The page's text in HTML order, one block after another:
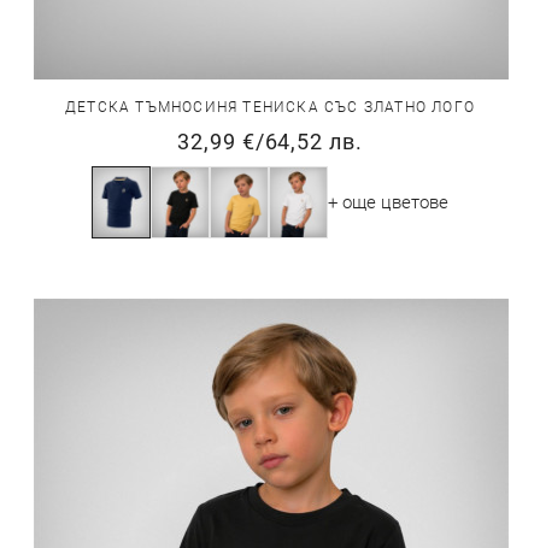
ДЕТСКА ТЪМНОСИНЯ ТЕНИСКА СЪС ЗЛАТНО ЛОГО
32,99 €/64,52 лв.
+ още цветове